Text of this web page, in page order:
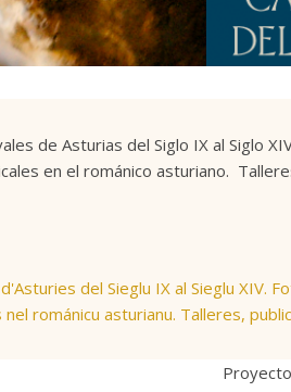
de Asturias del Siglo IX al Siglo
en el románico asturiano.
del Sieglu IX al Sieglu XIV.
románicu asturianu. Talleres,